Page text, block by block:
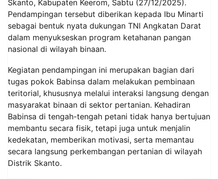
Skanto, Kabupaten Keerom, Sabtu (27/12/2025).
Pendampingan tersebut diberikan kepada Ibu Minarti
sebagai bentuk nyata dukungan TNI Angkatan Darat
dalam menyukseskan program ketahanan pangan
nasional di wilayah binaan.
Kegiatan pendampingan ini merupakan bagian dari
tugas pokok Babinsa dalam melakukan pembinaan
teritorial, khususnya melalui interaksi langsung dengan
masyarakat binaan di sektor pertanian. Kehadiran
Babinsa di tengah-tengah petani tidak hanya bertujuan
membantu secara fisik, tetapi juga untuk menjalin
kedekatan, memberikan motivasi, serta memantau
secara langsung perkembangan pertanian di wilayah
Distrik Skanto.